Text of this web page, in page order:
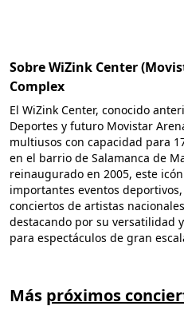
Sobre WiZink Center
Complex
El WiZink Center, conocido
Deportes y futuro Movistar
multiusos con capacidad para
en el barrio de Salamanca de
reinaugurado en 2005, este
importantes eventos
conciertos de artistas
destacando por su versatilidad
para espectáculos de gran
Más próximos